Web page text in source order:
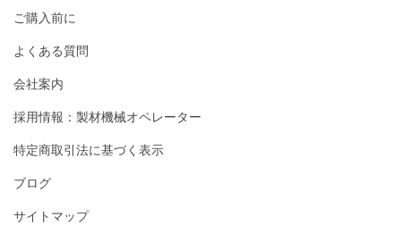
ご購入前に
よくある質問
会社案内
採用情報：製材機械オペレーター
特定商取引法に基づく表示
ブログ
サイトマップ